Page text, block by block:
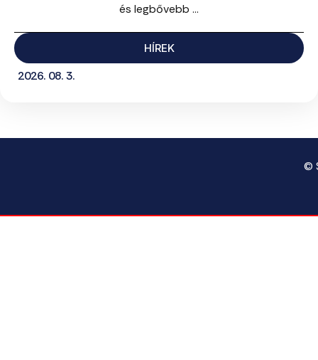
és legbővebb ...
HÍREK
2026. 08. 3.
©